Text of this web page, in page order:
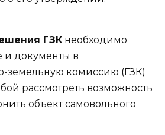
ГЗК необходимо
и документы в
земельную комиссию (ГЗК)
рассмотреть возможность
объект самовольного